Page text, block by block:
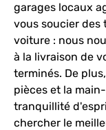
garages locaux
vous soucier des
voiture : nous
à la livraison de
terminés. De
pièces et la
tranquillité
chercher le